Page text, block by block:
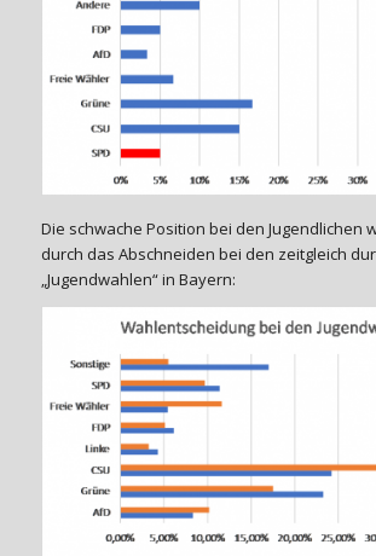
Die schwache Position bei den Jugendlichen
durch das Abschneiden bei den zeitgleich
„Jugendwahlen“ in Bayern: